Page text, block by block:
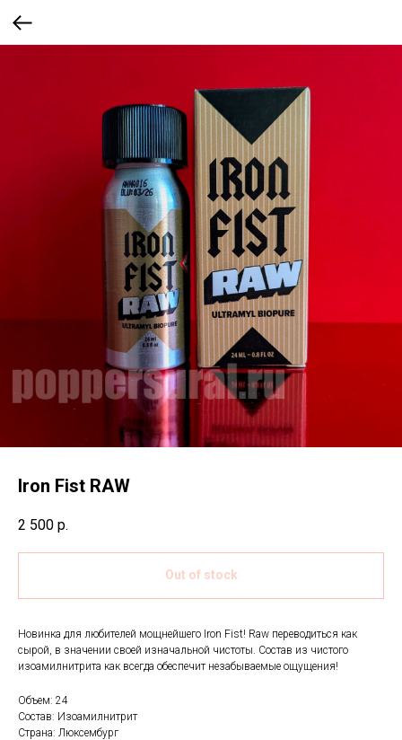
Iron Fist RAW
2 500 р.
Out of stock
Новинка для любителей мощнейшего Iron Fist! Raw переводиться как
сырой, в значении своей изначальной чистоты. Состав из чистого
изоамилнитрита как всегда обеспечит незабываемые ощущения!
Объем: 24
Состав: Изоамилнитрит
Страна: Люксембург